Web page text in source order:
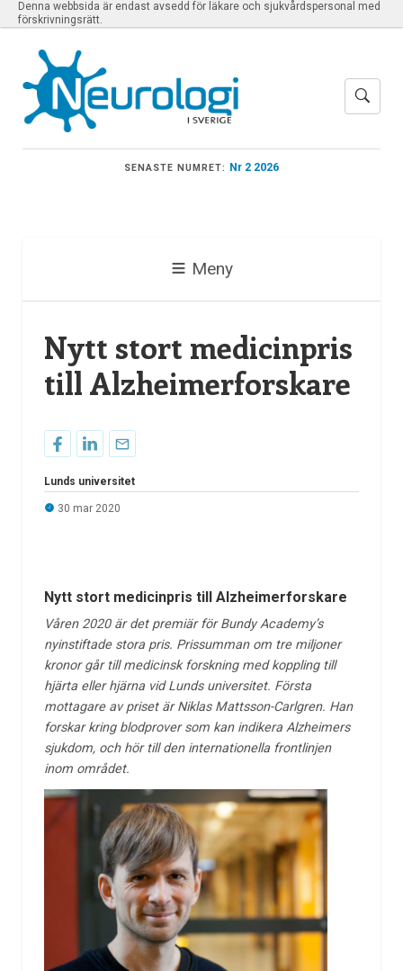
Denna webbsida är endast avsedd för läkare och sjukvårdspersonal med
förskrivningsrätt.
SENASTE NUMRET: Nr 2 2026
Meny
Nytt stort medicinpris
till Alzheimerforskare
Lunds universitet
30 mar 2020
Nytt stort medicinpris till Alzheimerforskare
Våren 2020 är det premiär för Bundy Academy’s
nyinstiftade stora pris. Prissumman om tre miljoner
kronor går till medicinsk forskning med koppling till
hjärta eller hjärna vid Lunds universitet. Första
mottagare av priset är Niklas Mattsson-Carlgren. Han
forskar kring blodprover som kan indikera Alzheimers
sjukdom, och hör till den internationella frontlinjen
inom området.